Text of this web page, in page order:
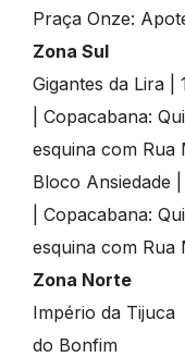
Praça Onze:
Zona Sul
Gigantes da Lira |
| Copacabana:
esquina com Rua
Bloco Ansiedade
| Copacabana:
esquina com Rua
Zona Norte
Império da Tijuca
do Bonfim